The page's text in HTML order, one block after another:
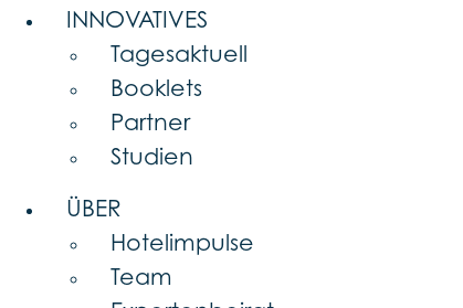
INNOVATIVES
Tagesaktuell
Booklets
Partner
Studien
ÜBER
Hotelimpulse
Team